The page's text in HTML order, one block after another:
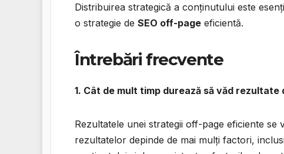
Distribuirea strategică a conținutului este
o strategie de SEO off-page eficientă.
Întrebări frecvente
1. Cât de mult timp durează să văd
Rezultatele unei strategii off-page eficiente
rezultatelor depinde de mai mulți factori,